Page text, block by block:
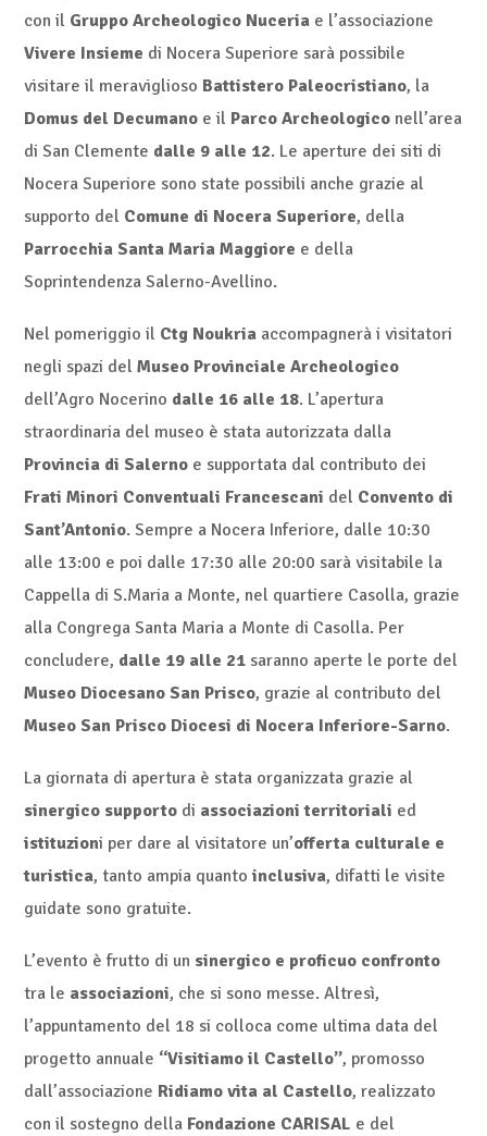
con il Gruppo Archeologico Nuceria e l’associazione
Vivere Insieme di Nocera Superiore sarà possibile
visitare il meraviglioso Battistero Paleocristiano, la
Domus del Decumano e il Parco Archeologico nell’area
di San Clemente dalle 9 alle 12. Le aperture dei siti di
Nocera Superiore sono state possibili anche grazie al
supporto del Comune di Nocera Superiore, della
Parrocchia Santa Maria Maggiore e della
Soprintendenza Salerno-Avellino.
Nel pomeriggio il Ctg Noukria accompagnerà i visitatori
negli spazi delMuseo Provinciale Archeologico
dell’Agro Nocerino dalle 16 alle 18. L’apertura
straordinaria del museo è stata autorizzata dalla
Provincia di Salerno e supportata dal contributo dei
Frati Minori Conventuali Francescani del Convento di
Sant’Antonio. Sempre a Nocera Inferiore, dalle 10:30
alle 13:00 e poi dalle 17:30 alle 20:00 sarà visitabile la
Cappella di S.Maria a Monte, nel quartiere Casolla, grazie
alla Congrega Santa Maria a Monte di Casolla. Per
concludere, dalle 19 alle 21 saranno aperte le porte del
Museo Diocesano San Prisco, grazie al contributo del
Museo San Prisco Diocesi di Nocera Inferiore-Sarno.
La giornata di apertura è stata organizzata grazie al
sinergico supporto di associazioni territoriali ed
istituzioni per dare al visitatore un’offerta culturale e
turistica, tanto ampia quantoinclusiva, difatti le visite
guidate sono gratuite.
L’evento è frutto di un sinergico e proficuo confronto
tra le associazioni, che si sono messe. Altresì,
l’appuntamento del 18 si colloca come ultima data del
progetto annuale “Visitiamo il Castello”, promosso
dall’associazione Ridiamo vita al Castello, realizzato
con il sostegno della Fondazione CARISAL e del